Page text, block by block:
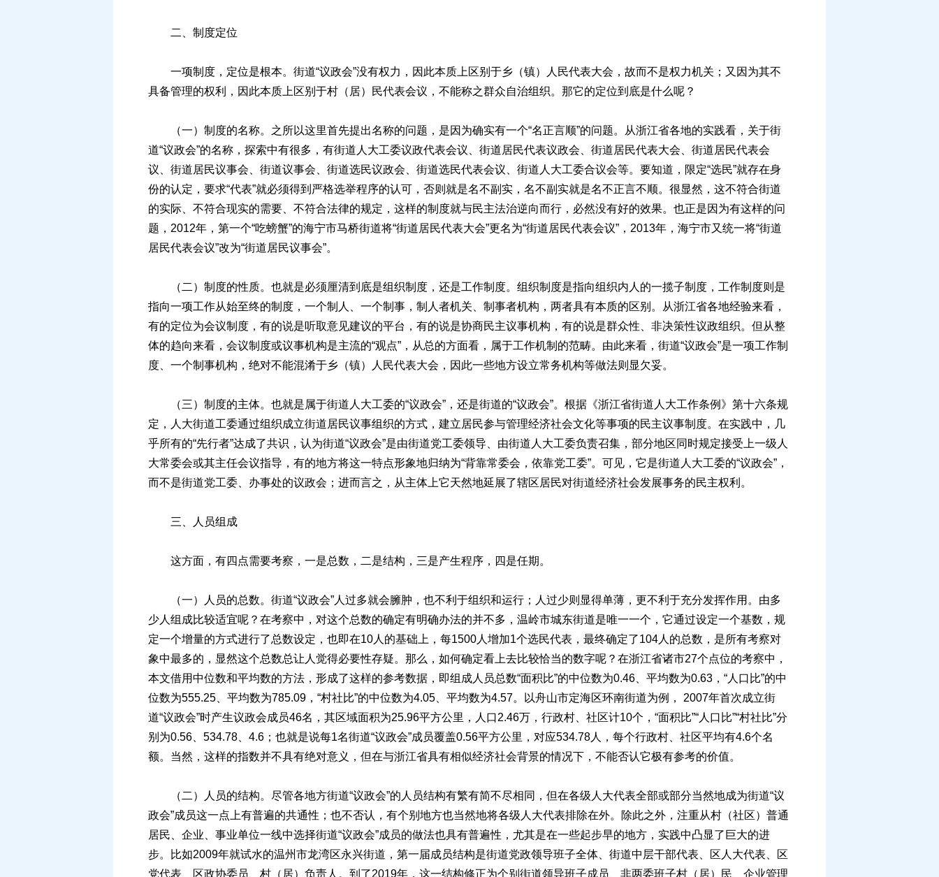
二、制度定位
一项制度，定位是根本。街道“议政会”没有权力，因此本质上区别于乡（镇）人民代表大会，故而不是权力机关；又因为其不
具备管理的权利，因此本质上区别于村（居）民代表会议，不能称之群众自治组织。那它的定位到底是什么呢？
（一）制度的名称。之所以这里首先提出名称的问题，是因为确实有一个“名正言顺”的问题。从浙江省各地的实践看，关于街
道“议政会”的名称，探索中有很多，有街道人大工委议政代表会议、街道居民代表议政会、街道居民代表大会、街道居民代表会
议、街道居民议事会、街道议事会、街道选民议政会、街道选民代表会议、街道人大工委合议会等。要知道，限定“选民”就存在身
份的认定，要求“代表”就必须得到严格选举程序的认可，否则就是名不副实，名不副实就是名不正言不顺。很显然，这不符合街道
的实际、不符合现实的需要、不符合法律的规定，这样的制度就与民主法治逆向而行，必然没有好的效果。也正是因为有这样的问
题，2012年，第一个“吃螃蟹”的海宁市马桥街道将“街道居民代表大会”更名为“街道居民代表会议”，2013年，海宁市又统一将“街道
居民代表会议”改为“街道居民议事会”。
（二）制度的性质。也就是必须厘清到底是组织制度，还是工作制度。组织制度是指向组织内人的一揽子制度，工作制度则是
指向一项工作从始至终的制度，一个制人、一个制事，制人者机关、制事者机构，两者具有本质的区别。从浙江省各地经验来看，
有的定位为会议制度，有的说是听取意见建议的平台，有的说是协商民主议事机构，有的说是群众性、非决策性议政组织。但从整
体的趋向来看，会议制度或议事机构是主流的“观点”，从总的方面看，属于工作机制的范畴。由此来看，街道“议政会”是一项工作制
度、一个制事机构，绝对不能混淆于乡（镇）人民代表大会，因此一些地方设立常务机构等做法则显欠妥。
（三）制度的主体。也就是属于街道人大工委的“议政会”，还是街道的“议政会”。根据《浙江省街道人大工作条例》第十六条规
定，人大街道工委通过组织成立街道居民议事组织的方式，建立居民参与管理经济社会文化等事项的民主议事制度。在实践中，几
乎所有的“先行者”达成了共识，认为街道“议政会”是由街道党工委领导、由街道人大工委负责召集，部分地区同时规定接受上一级人
大常委会或其主任会议指导，有的地方将这一特点形象地归纳为“背靠常委会，依靠党工委”。可见，它是街道人大工委的“议政会”，
而不是街道党工委、办事处的议政会；进而言之，从主体上它天然地延展了辖区居民对街道经济社会发展事务的民主权利。
三、人员组成
这方面，有四点需要考察，一是总数，二是结构，三是产生程序，四是任期。
（一）人员的总数。街道“议政会”人过多就会臃肿，也不利于组织和运行；人过少则显得单薄，更不利于充分发挥作用。由多
少人组成比较适宜呢？在考察中，对这个总数的确定有明确办法的并不多，温岭市城东街道是唯一一个，它通过设定一个基数，规
定一个增量的方式进行了总数设定，也即在10人的基础上，每1500人增加1个选民代表，最终确定了104人的总数，是所有考察对
象中最多的，显然这个总数总让人觉得必要性存疑。那么，如何确定看上去比较恰当的数字呢？在浙江省诸市27个点位的考察中，
本文借用中位数和平均数的方法，形成了这样的参考数据，即组成人员总数“面积比”的中位数为0.46、平均数为0.63，“人口比”的中
位数为555.25、平均数为785.09，“村社比”的中位数为4.05、平均数为4.57。以舟山市定海区环南街道为例， 2007年首次成立街
道“议政会”时产生议政会成员46名，其区域面积为25.96平方公里，人口2.46万，行政村、社区计10个，“面积比”“人口比”“村社比”分
别为0.56、534.78、4.6；也就是说每1名街道“议政会”成员覆盖0.56平方公里，对应534.78人，每个行政村、社区平均有4.6个名
额。当然，这样的指数并不具有绝对意义，但在与浙江省具有相似经济社会背景的情况下，不能否认它极有参考的价值。
（二）人员的结构。尽管各地方街道“议政会”的人员结构有繁有简不尽相同，但在各级人大代表全部或部分当然地成为街道“议
政会”成员这一点上有普遍的共通性；也不否认，有个别地方也当然地将各级人大代表排除在外。除此之外，注重从村（社区）普通
居民、企业、事业单位一线中选择街道“议政会”成员的做法也具有普遍性，尤其是在一些起步早的地方，实践中凸显了巨大的进
步。比如2009年就试水的温州市龙湾区永兴街道，第一届成员结构是街道党政领导班子全体、街道中层干部代表、区人大代表、区
党代表、区政协委员、村（居）负责人。到了2019年，这一结构修正为个别街道领导班子成员、非两委班子村（居）民、企业管理